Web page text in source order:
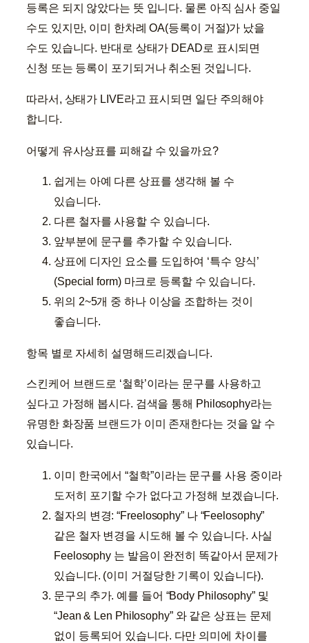
등록은 되지 않았다는 뜻 입니다. 물론 아직 심사 중일
수도 있지만, 이미 한차례 OA(등록이 거절)가 났을
수도 있습니다. 반대로 상태가 DEAD로 표시되면
신청 또는 등록이 포기되거나 취소된 것입니다.
따라서, 상태가 LIVE라고 표시되면 일단 주의해야
합니다.
어떻게 유사상표를 피해갈 수 있을까요?
쉽게는 아예 다른 상표를 생각해 볼 수
있습니다.
다른 철자를 사용할 수 있습니다.
앞부분에 문구를 추가할 수 있습니다.
상표에 디자인 요소를 도입하여 ‘특수 양식’
(Special form) 마크로 등록할 수 있습니다.
위의 2~5개 중 하나 이상을 조합하는 것이
좋습니다.
항목 별로 자세히 설명해드리겠습니다.
스킨케어 브랜드로 ‘철학’이라는 문구를 사용하고
싶다고 가정해 봅시다. 검색을 통해 Philosophy라는
유명한 화장품 브랜드가 이미 존재한다는 것을 알 수
있습니다.
이미 한국에서 “철학”이라는 문구를 사용 중이라
도저히 포기할 수가 없다고 가정해 보겠습니다.
철자의 변경: “Freelosophy” 나 “Feelosophy”
같은 철자 변경을 시도해 볼 수 있습니다. 사실
Feelosophy 는 발음이 완전히 똑같아서 문제가
있습니다. (이미 거절당한 기록이 있습니다).
문구의 추가. 예를 들어 “Body Philosophy” 및
“Jean & Len Philosophy” 와 같은 상표는 문제
없이 등록되어 있습니다. 다만 의미에 차이를